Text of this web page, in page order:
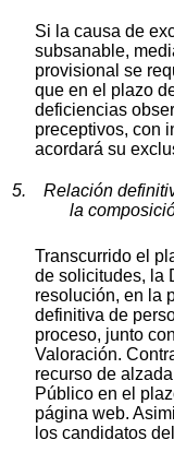
Si la causa de
subsanable,
provisional se
que en el plazo
deficiencias
preceptivos, con
acordará su
5. Relación
la
Transcurrido el
de solicitudes, la
resolución, en la
definitiva de
proceso, junto
Valoración.
recurso de
Público en el
página web.
los candidatos